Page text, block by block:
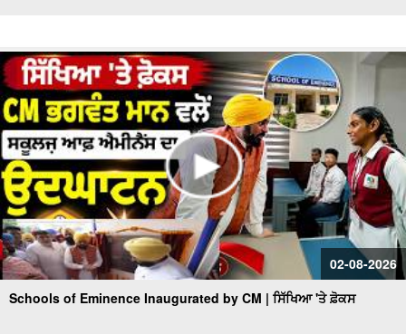
02-08-2026
Schools of Eminence Inaugurated by CM | ਸਿੱਖਿਆ 'ਤੇ ਫ਼ੋਕਸ